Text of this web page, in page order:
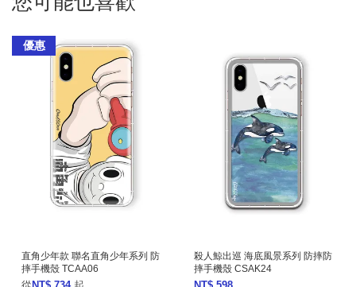
優惠
直角少年款 聯名直角少年系列 防
摔手機殼 TCAA06
殺人鯨出巡 海底風景系列 防摔防
摔手機殼 CSAK24